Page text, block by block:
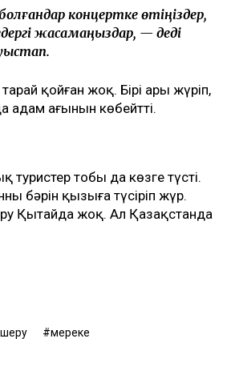
концертке өтіңіздер,
жасамаңыздар, — деді
қойған жоқ. Бірі ары жүріп,
адам ағынын көбейтті.
туристер тобы да көзге түсті.
бәрін қызыға түсіріп жүр.
Қытайда жоқ. Ал Қазақстанда
шеру мереке